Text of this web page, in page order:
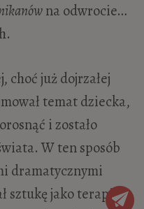
na odwrocie…
choć już dojrzałej
temat dziecka,
i zostało
W ten sposób
dramatycznymi
sztukę jako terapię,